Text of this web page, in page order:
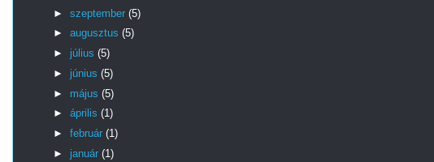
► szeptember (5)
► augusztus (5)
► július (5)
► június (5)
► május (5)
► április (1)
► február (1)
► január (1)